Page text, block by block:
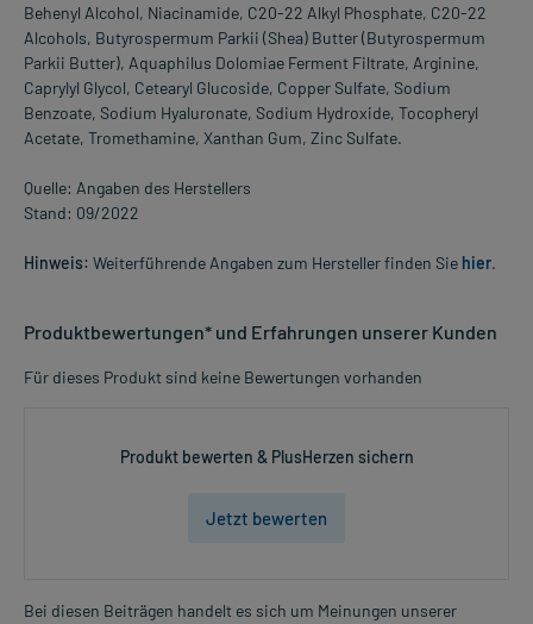
Behenyl Alcohol, Niacinamide, C20-22 Alkyl Phosphate, C20-22
Alcohols, Butyrospermum Parkii (Shea) Butter (Butyrospermum
Parkii Butter), Aquaphilus Dolomiae Ferment Filtrate, Arginine,
Caprylyl Glycol, Cetearyl Glucoside, Copper Sulfate, Sodium
Benzoate, Sodium Hyaluronate, Sodium Hydroxide, Tocopheryl
Acetate, Tromethamine, Xanthan Gum, Zinc Sulfate.
Quelle: Angaben des Herstellers
Stand: 09/2022
Hinweis: Weiterführende Angaben zum Hersteller finden Sie hier.
Produktbewertungen* und Erfahrungen unserer Kunden
Für dieses Produkt sind keine Bewertungen vorhanden
Produkt bewerten & PlusHerzen sichern
Jetzt bewerten
Bei diesen Beiträgen handelt es sich um Meinungen unserer